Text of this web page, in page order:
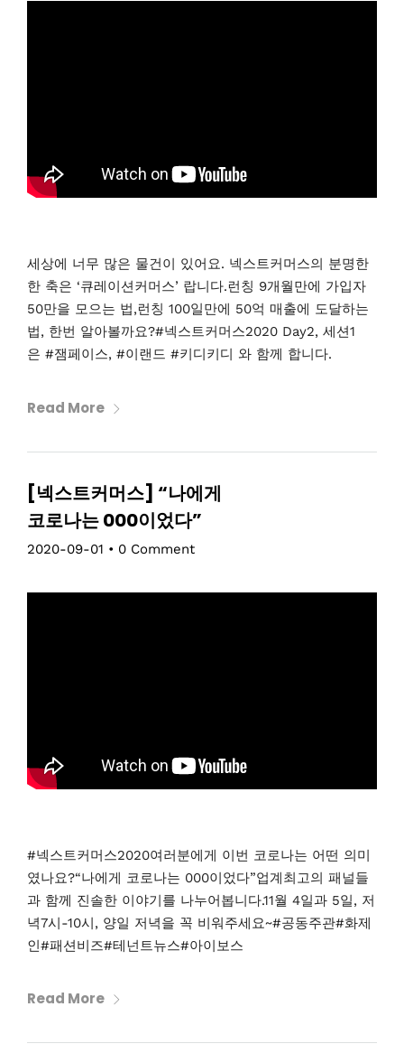
세상에 너무 많은 물건이 있어요. 넥스트커머스의 분명한
한 축은 ‘큐레이션커머스’ 랍니다.런칭 9개월만에 가입자
50만을 모으는 법,런칭 100일만에 50억 매출에 도달하는
법, 한번 알아볼까요?#넥스트커머스2020 Day2, 세션1
은 #잼페이스, #이랜드 #키디키디 와 함께 합니다.
Read More
[넥스트커머스] “나에게
코로나는 000이었다”
2020-09-01 • 0 Comment
#넥스트커머스2020여러분에게 이번 코로나는 어떤 의미
였나요?“나에게 코로나는 000이었다”업계최고의 패널들
과 함께 진솔한 이야기를 나누어봅니다.11월 4일과 5일, 저
녁7시-10시, 양일 저녁을 꼭 비워주세요~#공동주관#화제
인#패션비즈#테넌트뉴스#아이보스
Read More